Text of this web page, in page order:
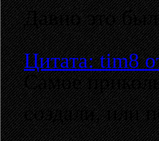
Давно это
Цитата: tim8
Самое
создали, или